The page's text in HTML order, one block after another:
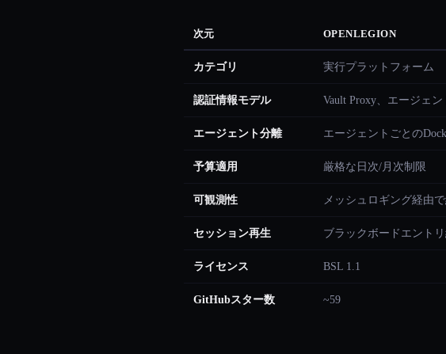
次元 OPENLEGION
カテゴリ 実行プラットフォーム
認証情報モデル Vault Proxy、エージェ
エージェント分離 エージェントごとの
予算適用 厳格な日次/月次制限
可観測性 メッシュロギング経由
セッション再生 ブラックボードエント
ライセンス BSL 1.1
GitHubスター数 ~59